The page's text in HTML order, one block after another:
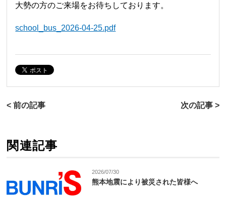
大勢の方のご来場をお待ちしております。
school_bus_2026-04-25.pdf
< 前の記事 次の記事 >
関連記事
2026/07/30
熊本地震により被災された皆様へ